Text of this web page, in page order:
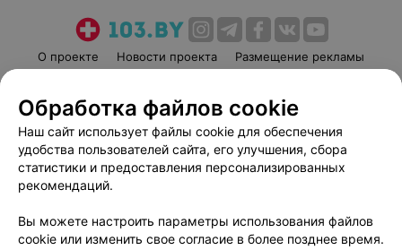
О проекте Новости проекта
Размещение рекламы
Пользовательское соглашение
Способы оплаты
Вакансии
Партнеры
Написать руководителю 103.by
Обработка персональных данных
Обработка файлов cookie
Наш сайт использует файлы cookie для обеспечения
удобства пользователей сайта, его улучшения, сбора
статистики и предоставления персонализированных
рекомендаций.
Вы можете настроить параметры использования файлов
cookie или изменить свое согласие в более позднее время.